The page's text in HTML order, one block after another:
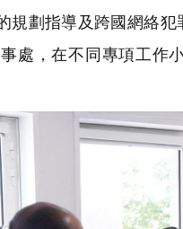
規劃指導及跨國網絡
處，在不同專項工作